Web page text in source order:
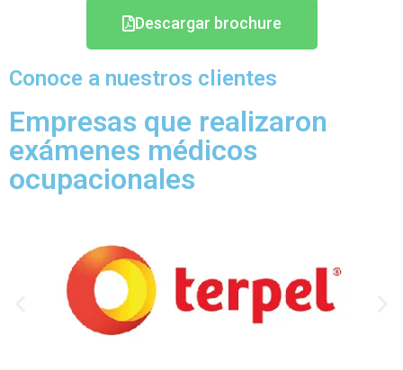
Descargar brochure
Conoce a nuestros clientes
Empresas que realizaron
exámenes médicos
ocupacionales